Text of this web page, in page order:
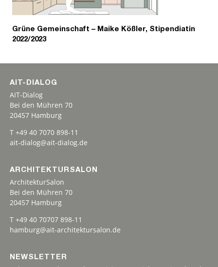
Grüne Gemeinschaft – Maike Kößler, Stipendiatin
2022/2023
AIT-DIALOG
AIT-Dialog
Bei den Mühren 70
20457 Hamburg
T +49 40 7070 898-11
ait-dialog@ait-dialog.de
ARCHITEKTURSALON
ArchitekturSalon
Bei den Mühren 70
20457 Hamburg
T +49 40 70707 898-11
hamburg@ait-architektursalon.de
NEWSLETTER